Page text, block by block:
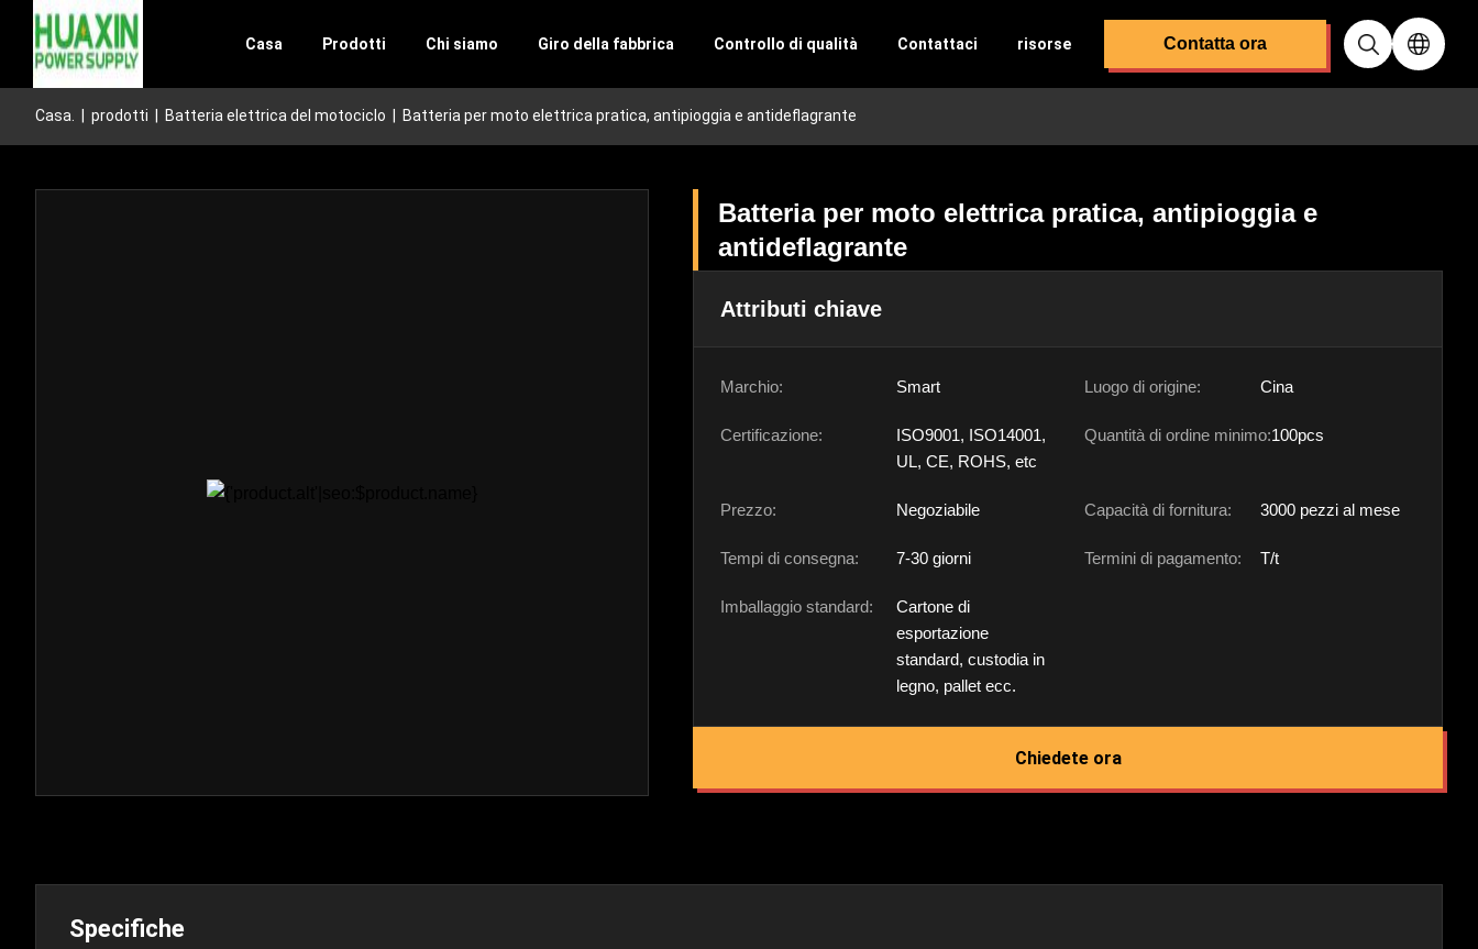
Casa Prodotti Chi siamo Giro della fabbrica Controllo di qualità Contattaci risorse Contatta ora
Casa. prodotti Batteria elettrica del motociclo Batteria per moto elettrica pratica, antipioggia e antideflagrante
Batteria per moto elettrica pratica, antipioggia e
antideflagrante
Attributi chiave
Marchio: Smart Luogo di origine: Cina
Certificazione:
ISO9001, ISO14001,
UL, CE, ROHS, etc
Quantità di ordine minimo:100pcs
Prezzo: Negoziabile Capacità di fornitura: 3000 pezzi al mese
Tempi di consegna: 7-30 giorni Termini di pagamento: T/t
Imballaggio standard:
Cartone di
esportazione
standard, custodia in
legno, pallet ecc.
Chiedete ora
Specifiche